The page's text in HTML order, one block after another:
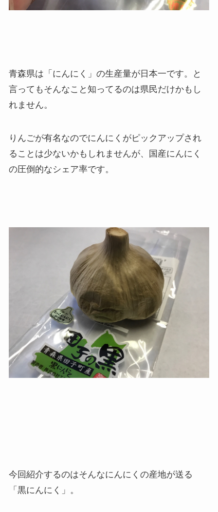
青森県は「にんにく」の生産量が日本一です。と
言ってもそんなこと知ってるのは県民だけかもし
れません。
りんごが有名なのでにんにくがピックアップされ
ることは少ないかもしれませんが、国産にんにく
の圧倒的なシェア率です。
今回紹介するのはそんなにんにくの産地が送る
「黒にんにく」。